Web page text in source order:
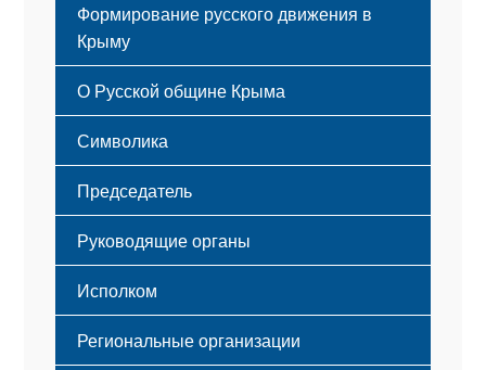
Формирование русского движения в
Крыму
Русский Крым
О Русской общине Крыма
Этапы становления
Принципы деятельности
Структура
Мероприятия
Символика
Флаг
Герб
Гимн
Председатель
Руководящие органы
Исполком
Региональные организации